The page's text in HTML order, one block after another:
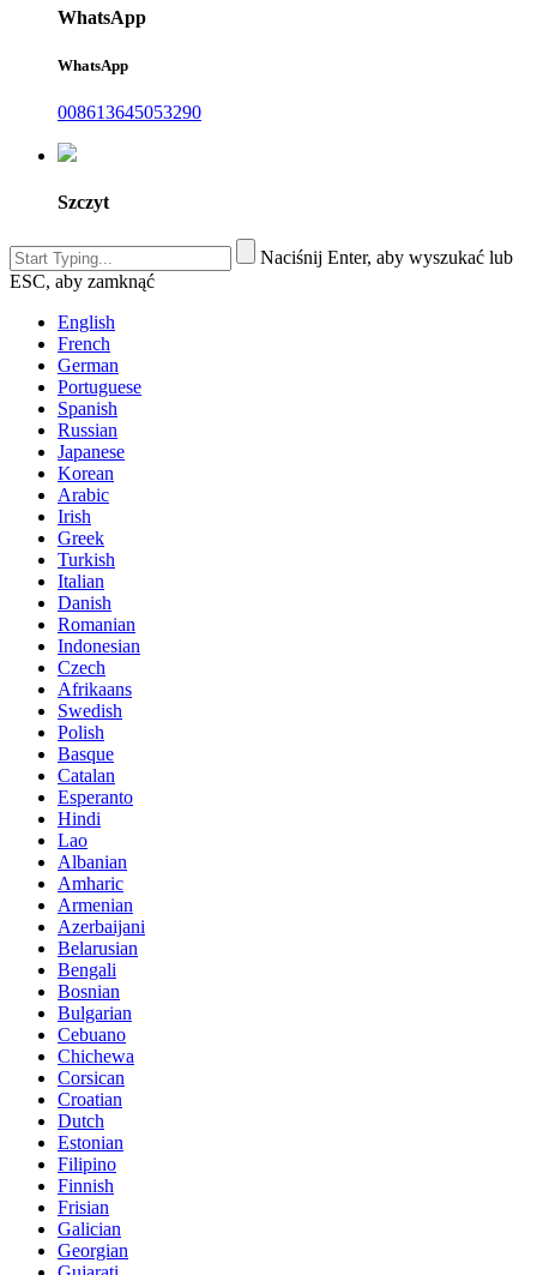
WhatsApp
WhatsApp
008613645053290
Szczyt
Naciśnij Enter, aby wyszukać lub
ESC, aby zamknąć
English
French
German
Portuguese
Spanish
Russian
Japanese
Korean
Arabic
Irish
Greek
Turkish
Italian
Danish
Romanian
Indonesian
Czech
Afrikaans
Swedish
Polish
Basque
Catalan
Esperanto
Hindi
Lao
Albanian
Amharic
Armenian
Azerbaijani
Belarusian
Bengali
Bosnian
Bulgarian
Cebuano
Chichewa
Corsican
Croatian
Dutch
Estonian
Filipino
Finnish
Frisian
Galician
Georgian